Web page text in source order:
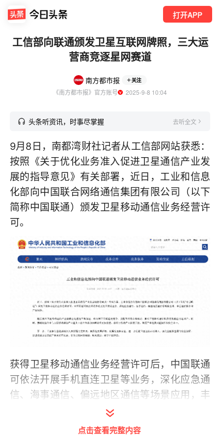
打开APP
工信部向联通颁发卫星互联网牌照，三大运
营商竞逐星网赛道
南方都市报 关注
《南方都市报》官方账号
  2025-9-8 10:04
头条听资讯，时事尽掌握 去听全文
9月8日，南都湾财社记者从工信部网站获悉：
按照《关于优化业务准入促进卫星通信产业发
展的指导意见》有关部署，近日，工业和信息
化部向中国联合网络通信集团有限公司（以下
简称中国联通）颁发卫星移动通信业务经营许
可。
获得卫星移动通信业务经营许可后，中国联通
可依法开展手机直连卫星等业务，深化应急通
信、海事通信、偏远地区通信等场景应用，丰
富通信服务与产品供给。
工业和信息化部刚刚发布的《关于优化业务准
点击查看完整内容